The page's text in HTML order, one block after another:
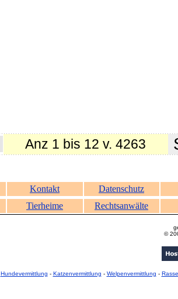
Anz 1 bis 12 v. 4263
Kontakt
Datenschutz
Tierheime Rechtsanwälte
©
Hundevermittlung - Katzenvermittlung - Welpenvermittlung -